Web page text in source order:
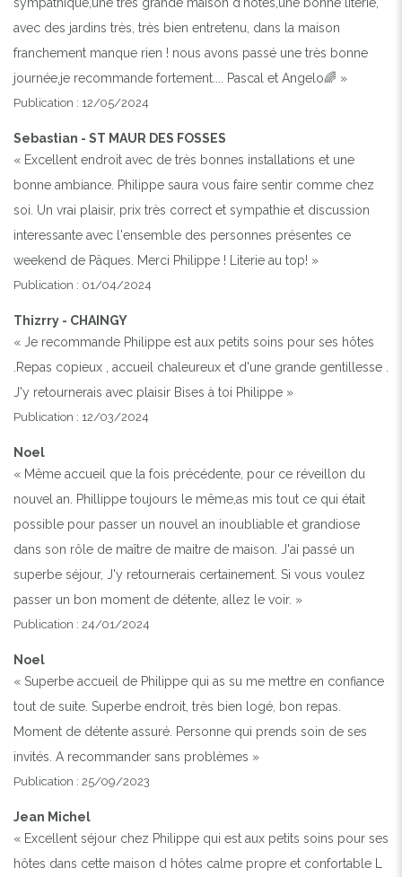
avec des jardins très, très bien entretenu, dans la maison
franchement manque rien ! nous avons passé une très bonne
journée,je recommande fortement.... Pascal et Angelo🌈 »
Publication : 12/05/2024
Sebastian - ST MAUR DES FOSSES
« Excellent endroit avec de très bonnes installations et une
bonne ambiance. Philippe saura vous faire sentir comme chez
soi. Un vrai plaisir, prix très correct et sympathie et discussion
interessante avec l'ensemble des personnes présentes ce
weekend de Pâques. Merci Philippe ! Literie au top! »
Publication : 01/04/2024
Thizrry - CHAINGY
« Je recommande Philippe est aux petits soins pour ses hôtes
.Repas copieux , accueil chaleureux et d'une grande gentillesse .
J'y retournerais avec plaisir Bises à toi Philippe »
Publication : 12/03/2024
Noel
« Même accueil que la fois précédente, pour ce réveillon du
nouvel an. Phillippe toujours le même,as mis tout ce qui était
possible pour passer un nouvel an inoubliable et grandiose
dans son rôle de maître de maitre de maison. J'ai passé un
superbe séjour, J'y retournerais certainement. Si vous voulez
passer un bon moment de détente, allez le voir. »
Publication : 24/01/2024
Noel
« Superbe accueil de Philippe qui as su me mettre en confiance
tout de suite. Superbe endroit, très bien logé, bon repas.
Moment de détente assuré. Personne qui prends soin de ses
invités. A recommander sans problèmes »
Publication : 25/09/2023
Jean Michel
« Excellent séjour chez Philippe qui est aux petits soins pour ses
hôtes dans cette maison d hôtes calme propre et confortable L